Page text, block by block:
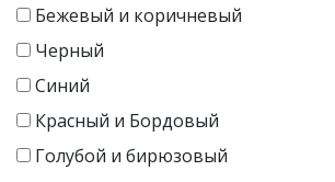
Бежевый и коричневый
Черный
Синий
Красный и Бордовый
Голубой и бирюзовый